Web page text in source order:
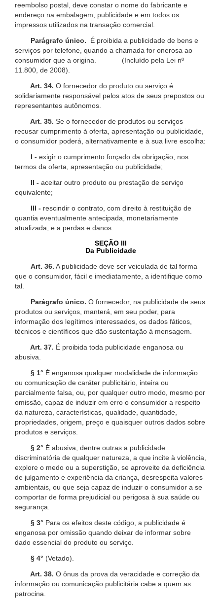
reembolso postal, deve constar o nome do fabricante e
endereço na embalagem, publicidade e em todos os
impressos utilizados na transação comercial.
Parágrafo único.
É proibida a publicidade de bens e
serviços por telefone, quando a chamada for onerosa ao
consumidor que a origina. (Incluído pela Lei nº
11.800, de 2008).
Art. 34. O fornecedor do produto ou serviço é
solidariamente responsável pelos atos de seus prepostos ou
representantes autônomos.
Art. 35. Se o fornecedor de produtos ou serviços
recusar cumprimento à oferta, apresentação ou publicidade,
o consumidor poderá, alternativamente e à sua livre escolha:
I - exigir o cumprimento forçado da obrigação, nos
termos da oferta, apresentação ou publicidade;
II - aceitar outro produto ou prestação de serviço
equivalente;
III - rescindir o contrato, com direito à restituição de
quantia eventualmente antecipada, monetariamente
atualizada, e a perdas e danos.
SEÇÃO III
Da Publicidade
Art. 36. A publicidade deve ser veiculada de tal forma
que o consumidor, fácil e imediatamente, a identifique como
tal.
Parágrafo único. O fornecedor, na publicidade de seus
produtos ou serviços, manterá, em seu poder, para
informação dos legítimos interessados, os dados fáticos,
técnicos e científicos que dão sustentação à mensagem.
Art. 37. É proibida toda publicidade enganosa ou
abusiva.
§ 1° É enganosa qualquer modalidade de informação
ou comunicação de caráter publicitário, inteira ou
parcialmente falsa, ou, por qualquer outro modo, mesmo por
omissão, capaz de induzir em erro o consumidor a respeito
da natureza, características, qualidade, quantidade,
propriedades, origem, preço e quaisquer outros dados sobre
produtos e serviços.
§ 2° É abusiva, dentre outras a publicidade
discriminatória de qualquer natureza, a que incite à violência,
explore o medo ou a superstição, se aproveite da deficiência
de julgamento e experiência da criança, desrespeita valores
ambientais, ou que seja capaz de induzir o consumidor a se
comportar de forma prejudicial ou perigosa à sua saúde ou
segurança.
§ 3° Para os efeitos deste código, a publicidade é
enganosa por omissão quando deixar de informar sobre
dado essencial do produto ou serviço.
§ 4° (Vetado).
Art. 38. O ônus da prova da veracidade e correção da
informação ou comunicação publicitária cabe a quem as
patrocina.